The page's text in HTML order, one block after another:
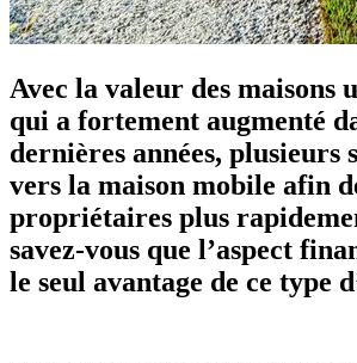
Avec la valeur des maisons
qui a fortement augmenté
dernières années, plusieurs
vers la maison mobile afin
propriétaires plus
savez-vous que l’aspect
le seul avantage de ce type